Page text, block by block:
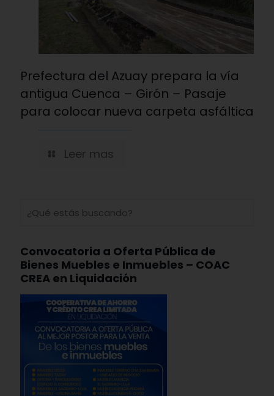
Prefectura del Azuay prepara la vía
antigua Cuenca – Girón – Pasaje
para colocar nueva carpeta asfáltica
Leer mas
Convocatoria a Oferta Pública de
Bienes Muebles e Inmuebles – COAC
CREA en Liquidación